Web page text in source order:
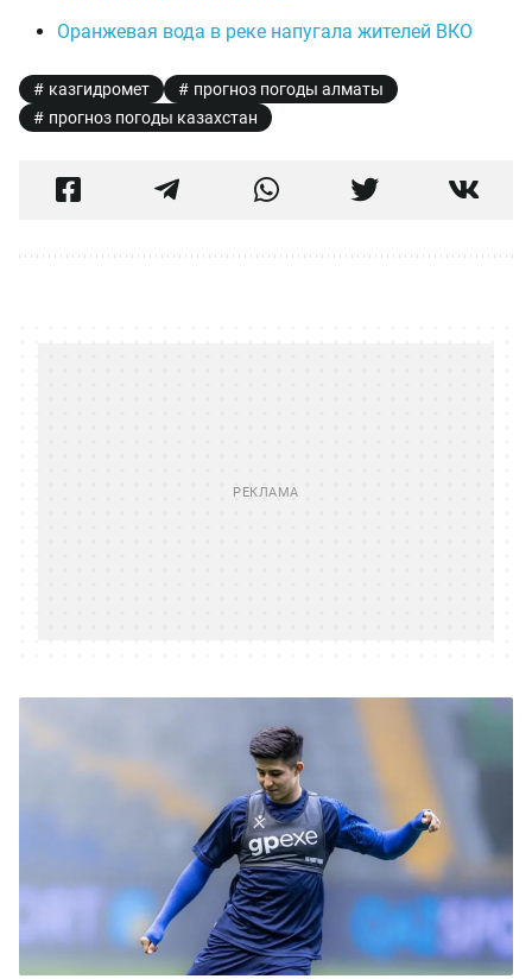
Оранжевая вода в реке напугала жителей ВКО
казгидромет
прогноз погоды алматы
прогноз погоды казахстан